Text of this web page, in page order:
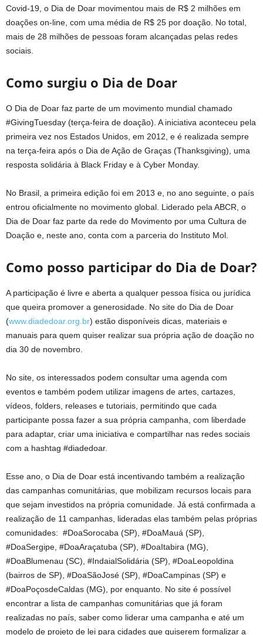
Covid-19, o Dia de Doar movimentou mais de R$ 2 milhões em
doações on-line, com uma média de R$ 25 por doação. No total,
mais de 28 milhões de pessoas foram alcançadas pelas redes
sociais.
Como surgiu o Dia de Doar
O Dia de Doar faz parte de um movimento mundial chamado
#GivingTuesday (terça-feira de doação). A iniciativa aconteceu pela
primeira vez nos Estados Unidos, em 2012, e é realizada sempre
na terça-feira após o Dia de Ação de Graças (Thanksgiving), uma
resposta solidária à Black Friday e à Cyber Monday.
No Brasil, a primeira edição foi em 2013 e, no ano seguinte, o país
entrou oficialmente no movimento global. Liderado pela ABCR, o
Dia de Doar faz parte da rede do Movimento por uma Cultura de
Doação e, neste ano, conta com a parceria do Instituto Mol.
Como posso participar do Dia de Doar?
A participação é livre e aberta a qualquer pessoa física ou jurídica
que queira promover a generosidade. No site do Dia de Doar
(www.diadedoar.org.br) estão disponíveis dicas, materiais e
manuais para quem quiser realizar sua própria ação de doação no
dia 30 de novembro.
No site, os interessados podem consultar uma agenda com
eventos e também podem utilizar imagens de artes, cartazes,
vídeos, folders, releases e tutoriais, permitindo que cada
participante possa fazer a sua própria campanha, com liberdade
para adaptar, criar uma iniciativa e compartilhar nas redes sociais
com a hashtag #diadedoar.
Esse ano, o Dia de Doar está incentivando também a realização
das campanhas comunitárias, que mobilizam recursos locais para
que sejam investidos na própria comunidade. Já está confirmada a
realização de 11 campanhas, lideradas elas também pelas próprias
comunidades: #DoaSorocaba (SP), #DoaMauá (SP),
#DoaSergipe, #DoaAraçatuba (SP), #DoaItabira (MG),
#DoaBlumenau (SC), #IndaialSolidária (SP), #DoaLeopoldina
(bairros de SP), #DoaSãoJosé (SP), #DoaCampinas (SP) e
#DoaPoçosdeCaldas (MG), por enquanto. No site é possível
encontrar a lista de campanhas comunitárias que já foram
realizadas no país, saber como liderar uma campanha e até um
modelo de projeto de lei para cidades que quiserem formalizar a